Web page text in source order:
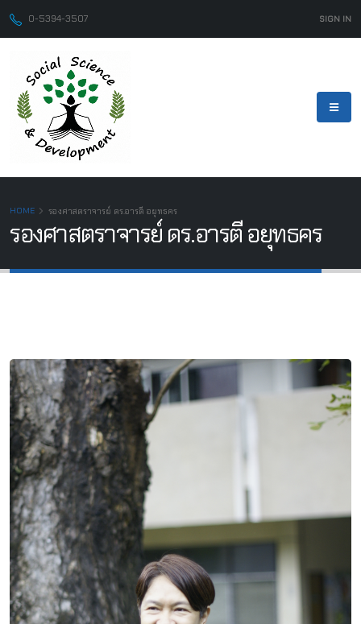
0-5394-3507 SIGN IN
HOME รองศาสตราจารย์ ดร.อารตี อยุทธคร
รองศาสตราจารย์ ดร.อารตี อยุทธคร